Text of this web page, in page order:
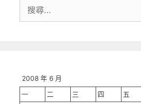
尋:
2008 年 6 月
一 二 三 四 五